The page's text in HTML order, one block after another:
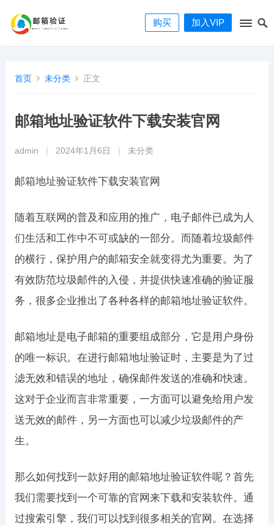
购买 加入VIP
首页 未分类 正文
邮箱地址验证软件下载安装官网
admin 2024年1月6日 未分类
邮箱地址验证软件下载安装官网
随着互联网的普及和应用的推广，电子邮件已成为人
们生活和工作中不可或缺的一部分。而随着垃圾邮件
的横行，保护用户的邮箱安全就变得尤为重要。为了
有效防范垃圾邮件的入侵，并提供快速准确的验证服
务，很多企业推出了各种各样的邮箱地址验证软件。
邮箱地址是电子邮箱的重要组成部分，它是用户身份
的唯一标识。在进行邮箱地址验证时，主要是为了过
滤无效和错误的地址，确保邮件发送的准确和快速。
这对于企业而言非常重要，一方面可以避免给用户发
送无效的邮件，另一方面也可以减少垃圾邮件的产
生。
那么如何找到一款好用的邮箱地址验证软件呢？首先
我们需要找到一个可靠的官网来下载和安装软件。通
过搜索引擎，我们可以找到很多相关的官网。在选择